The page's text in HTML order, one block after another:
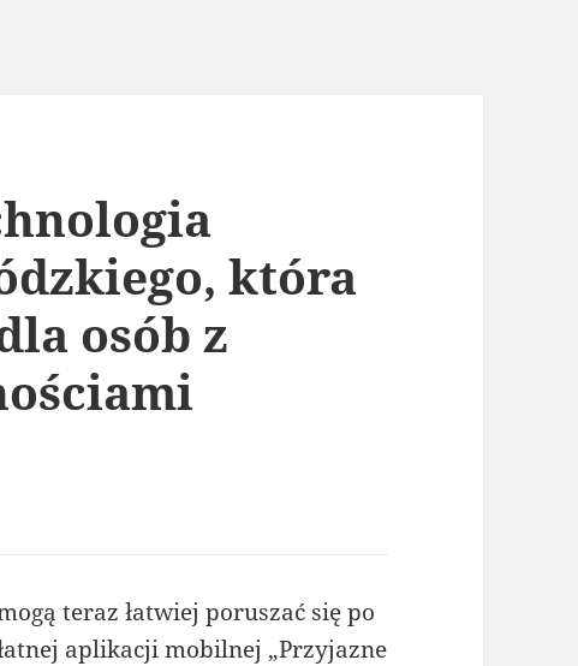
która
osób z
teraz łatwiej poruszać się po
aplikacji mobilnej „Przyjazne